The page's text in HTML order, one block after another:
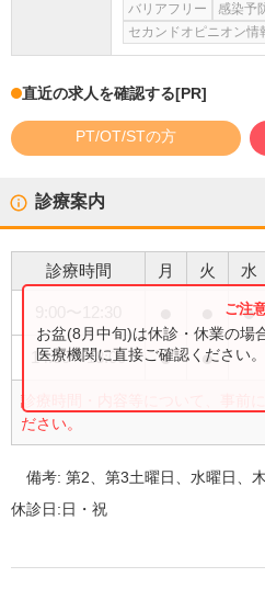
バリアフリー
感染予
セカンドオピニオン情
直近の求人を確認する[PR]
PT/OT/STの方
診療案内
診療時間 月 火 水
●
14:30〜18:00 ● ●
診療時間・内容等について、事前
ださい。
お盆(8月中旬)は休診・休業の場
医療機関に直接ご確認ください。
備考:第2、第3土曜日、水曜日、
休診日:日・祝